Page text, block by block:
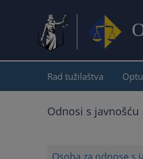
Rad tužilaštva
Odnosi s javnošću